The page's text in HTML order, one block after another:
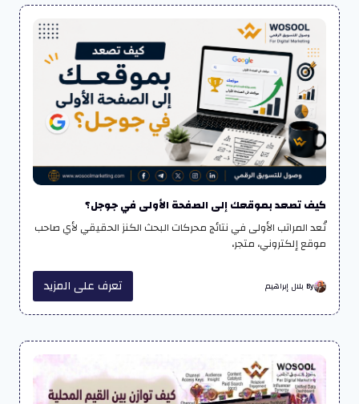
كيف تصعد بموقعك إلى الصفحة الأولى في جوجل؟
تُعد المراتب الأولى في نتائج محركات البحث الكنز الحقيقي لأي صاحب
موقع إلكتروني، متجر،
By بلال إبراهيم تعرف على المزيد